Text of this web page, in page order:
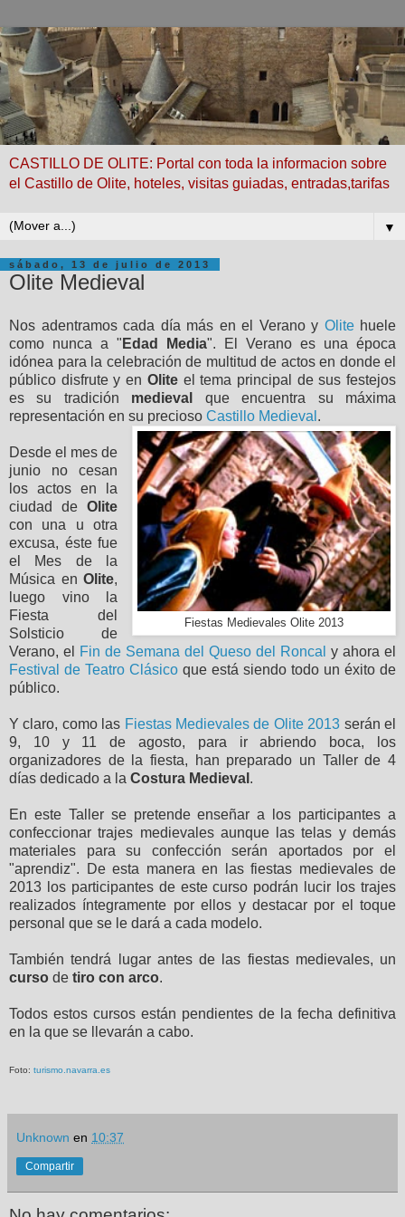
CASTILLO DE OLITE: Portal con toda la informacion sobre
el Castillo de Olite, hoteles, visitas guiadas, entradas,tarifas
▼
sábado, 13 de julio de 2013
Olite Medieval
Nos adentramos cada día más en el Verano y Olitehuele
como nunca a " Edad Media". El Verano es una época
idónea para la celebración de multitud de actos en donde el
público disfrute y en Oliteel tema principal de sus festejos
es su tradición medieval que encuentra su máxima
representación en su precioso Castillo Medieval .
Fiestas Medievales Olite 2013
Desde el mes de
junio no cesan
los actos en la
ciudad de Olite
con una u otra
excusa, éste fue
el Mes de la
Música enOlite,
luego vino la
Fiesta del
Solsticio de
Verano, el
Fin de Semana del Queso del Roncal y ahora el
Festival de Teatro Clásico que está siendo todo un éxito de
público.
Y claro, como las Fiestas Medievales de Olite 2013 serán el
9, 10 y 11 de agosto, para ir abriendo boca, los
organizadores de la fiesta, han preparado un Taller de 4
días dedicado a la Costura Medieval .
En este Taller se pretende enseñar a los participantes a
confeccionar trajes medievales aunque las telas y demás
materiales para su confección serán aportados por el
"aprendiz". De esta manera en las fiestas medievales de
2013 los participantes de este curso podrán lucir los trajes
realizados íntegramente por ellos y destacar por el toque
personal que se le dará a cada modelo.
También tendrá lugar antes de las fiestas medievales, un
curso de tiro con arco.
Todos estos cursos están pendientes de la fecha definitiva
en la que se llevarán a cabo.
Foto: turismo.navarra.es
Unknown en 10:37
Compartir